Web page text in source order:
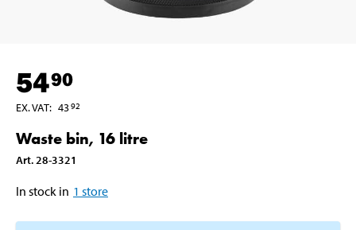
5490
EX. VAT: 4392
Waste bin, 16 litre
Art. 28-3321
In stock in 1 store